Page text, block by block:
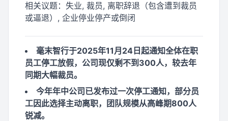
相关议题： 失业, 裁员, 离职辞退（包含遭到裁员
或逼退）, 企业停业停产或倒闭
毫末智行于2025年11月24日起通知全体在职
员工停工放假，公司现仅剩不到300人，较去年
同期大幅裁员。
今年年中公司已发布过一次停工通知，部分员
工因此选择主动离职，团队规模从高峰期800人
锐减。